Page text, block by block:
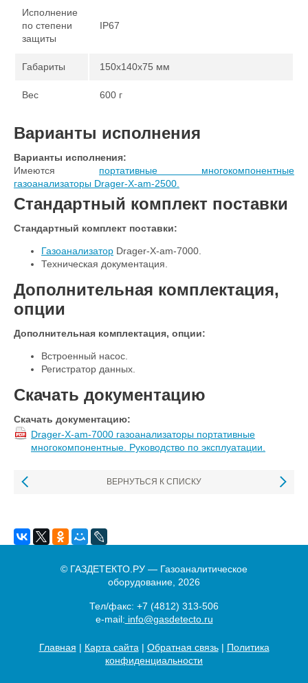
Исполнение
по степени
защиты
IP67
Габариты 150x140x75 мм
Вес 600 г
Варианты исполнения
Варианты исполнения:
Имеются портативные многокомпонентные
газоанализаторы Drager-X-am-2500.
Стандартный комплект поставки
Стандартный комплект поставки:
Газоанализатор Drager-X-am-7000.
Техническая документация.
Дополнительная комплектация,
опции
Дополнительная комплектация, опции:
Встроенный насос.
Регистратор данных.
Скачать документацию
Скачать документацию:
Drager-X-am-7000 газоанализаторы портативные
многокомпонентные. Руководство по эксплуатации.
ВЕРНУТЬСЯ К СПИСКУ
© ГАЗДЕТЕКТО.РУ — Газоаналитическое
оборудование, 2026
Тел/факс: +7 (4812) 313-506
e-mail: info@gasdetecto.ru
Главная | Карта сайта | Обратная связь| Политика
конфиденциальности